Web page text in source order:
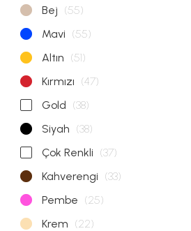
Bej (55)
Mavi (55)
Altın (51)
Kırmızı (47)
Gold (38)
Siyah (38)
Çok Renkli (37)
Kahverengi (33)
Pembe (25)
Krem (22)